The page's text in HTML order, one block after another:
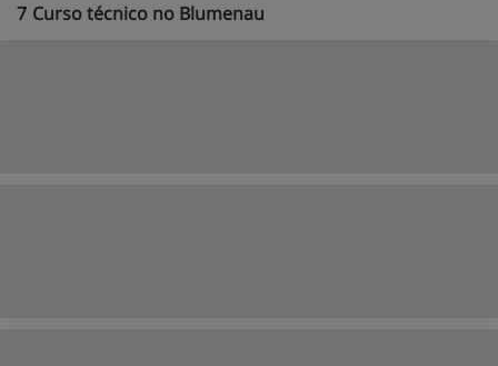
7 Curso técnico no Blumenau